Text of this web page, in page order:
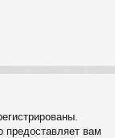
предоставляет вам